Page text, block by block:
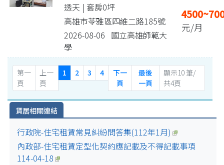
透天 | 套房0坪
高雄市苓雅區四維二路185號
2026-08-06 國立高雄師範大
學
元/月
第一
頁
上一
頁
1 2 3 4
下一
頁
最後
一頁
顯示10 筆/
共4頁
賃居相關連結
行政院-住宅租賃常見糾紛問答集(112年1月)
內政部-住宅租賃定型化契約應記載及不得記載事項
114-04-18